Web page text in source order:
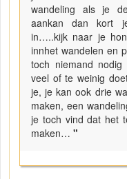
wandeling als je
aankan dan kort
in…..kijk naar je
innhet wandelen en
toch niemand
veel of te weinig
je, je kan ook drie
maken, een
je toch vind dat het
maken… "